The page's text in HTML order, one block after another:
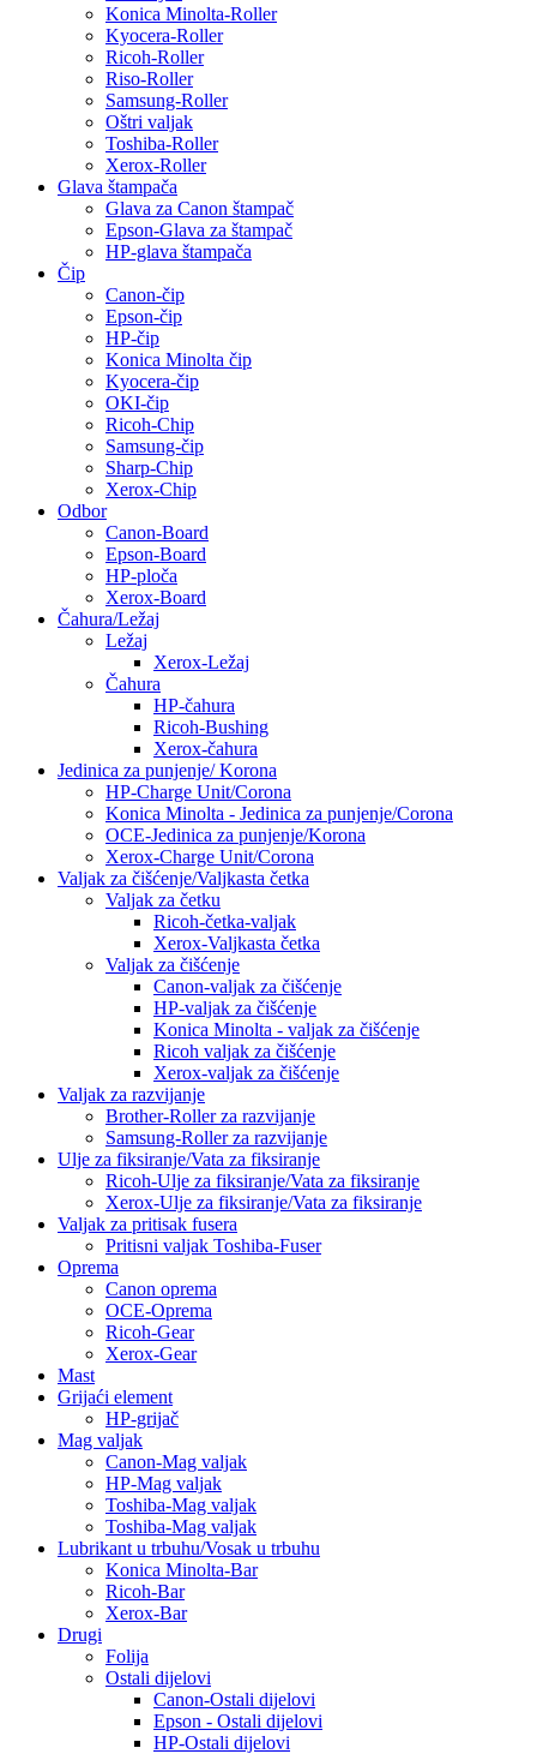
Konica Minolta-Roller
Kyocera-Roller
Ricoh-Roller
Riso-Roller
Samsung-Roller
Oštri valjak
Toshiba-Roller
Xerox-Roller
Glava štampača
Glava za Canon štampač
Epson-Glava za štampač
HP-glava štampača
Čip
Canon-čip
Epson-čip
HP-čip
Konica Minolta čip
Kyocera-čip
OKI-čip
Ricoh-Chip
Samsung-čip
Sharp-Chip
Xerox-Chip
Odbor
Canon-Board
Epson-Board
HP-ploča
Xerox-Board
Čahura/Ležaj
Ležaj
Xerox-Ležaj
Čahura
HP-čahura
Ricoh-Bushing
Xerox-čahura
Jedinica za punjenje/ Korona
HP-Charge Unit/Corona
Konica Minolta - Jedinica za punjenje/Corona
OCE-Jedinica za punjenje/Korona
Xerox-Charge Unit/Corona
Valjak za čišćenje/Valjkasta četka
Valjak za četku
Ricoh-četka-valjak
Xerox-Valjkasta četka
Valjak za čišćenje
Canon-valjak za čišćenje
HP-valjak za čišćenje
Konica Minolta - valjak za čišćenje
Ricoh valjak za čišćenje
Xerox-valjak za čišćenje
Valjak za razvijanje
Brother-Roller za razvijanje
Samsung-Roller za razvijanje
Ulje za fiksiranje/Vata za fiksiranje
Ricoh-Ulje za fiksiranje/Vata za fiksiranje
Xerox-Ulje za fiksiranje/Vata za fiksiranje
Valjak za pritisak fusera
Pritisni valjak Toshiba-Fuser
Oprema
Canon oprema
OCE-Oprema
Ricoh-Gear
Xerox-Gear
Mast
Grijaći element
HP-grijač
Mag valjak
Canon-Mag valjak
HP-Mag valjak
Toshiba-Mag valjak
Toshiba-Mag valjak
Lubrikant u trbuhu/Vosak u trbuhu
Konica Minolta-Bar
Ricoh-Bar
Xerox-Bar
Drugi
Folija
Ostali dijelovi
Canon-Ostali dijelovi
Epson - Ostali dijelovi
HP-Ostali dijelovi